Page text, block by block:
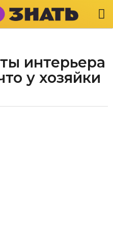
интерьера
у хозяйки